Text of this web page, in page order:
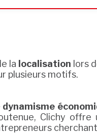
la localisation lors
plusieurs motifs.
dynamisme
Clichy